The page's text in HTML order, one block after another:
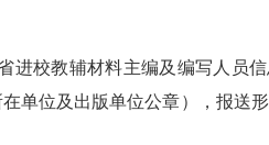
教辅材料主编及编写人员信
单位及出版单位公章），报送